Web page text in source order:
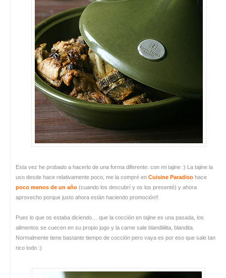
Esta vez he probado a hacerlo de una forma diferente: con mi tajine :) La tajine la
uso desde hace relativamente poco, me la compré en Cuisine Paradiso hace
poco menos de un año (cuando los descubrí y os los presenté) y ahora
aprovecho porque justo ahora están haciendo promoción!!
Pues lo que os estaba diciendo… que la cocción en tajine es una pasada, los
alimentos se cuecen en su propio jugo y la carne sale blandiiiiita, blandita.
Normalmente tiene bastante tiempo de cocción pero vaya es por eso que sale tan
rico todo :)